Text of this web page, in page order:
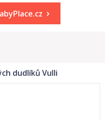
dudlíků Vulli